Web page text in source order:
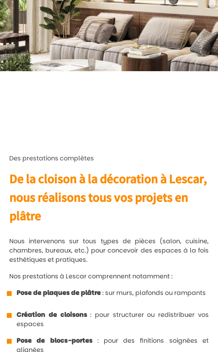
Des prestations complètes
De la cloison à la décoration à Lescar,
nous réalisons tous vos projets en
plâtre
Nous intervenons sur tous types de pièces (salon, cuisine,
chambres, bureaux, etc.) pour concevoir des espaces à la fois
esthétiques et pratiques.
Nos prestations à Lescar comprennent notamment :
Pose de plaques de plâtre: sur murs, plafonds ou rampants
Création de cloisons: pour structurer ou redistribuer vos
espaces
Pose de blocs-portes: pour des finitions soignées et
alignées